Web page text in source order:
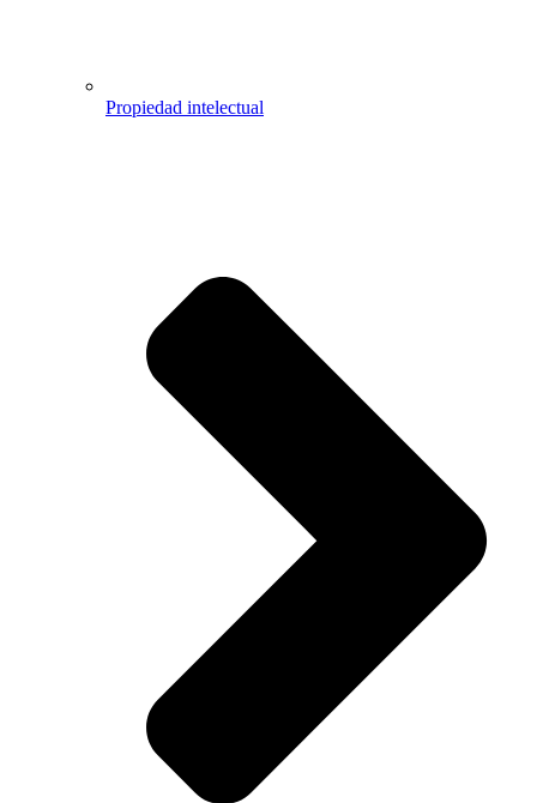
Propiedad intelectual